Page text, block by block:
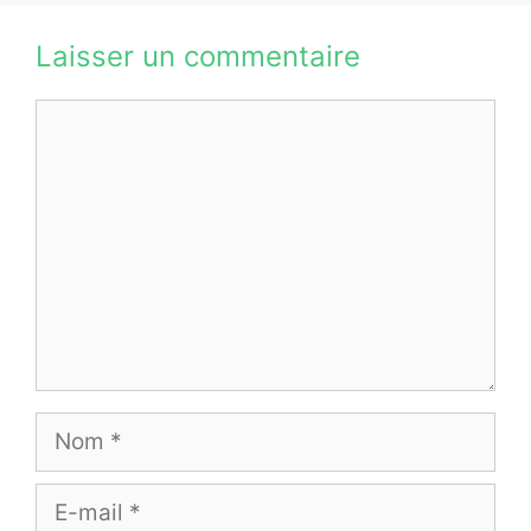
Laisser un commentaire
Nom
E-